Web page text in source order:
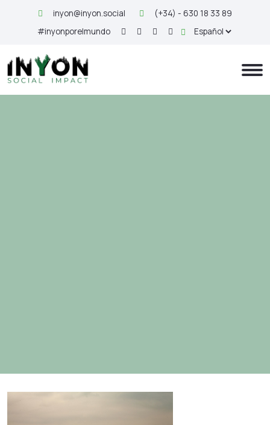
inyon@inyon.social
(+34) - 630 18 33 89
#inyonporelmundo